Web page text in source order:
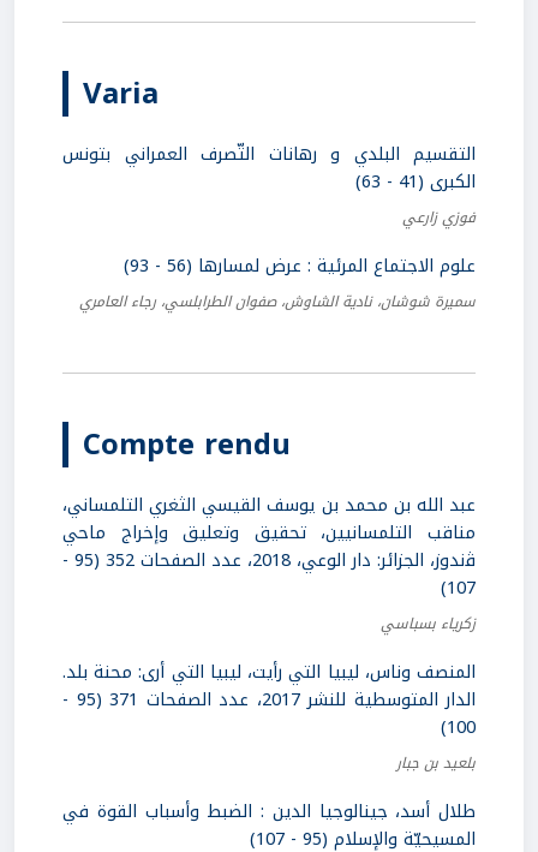
Varia
التقسيم البلدي و رهانات التّصرف العمراني بتونس
الكبرى (41 - 63)
فوزي زارعي
علوم الاجتماع المرئية : عرض لمسارها (56 - 93)
سميرة شوشان، نادية الشاوش، صفوان الطرابلسي، رجاء العامري
Compte rendu
عبد الله بن محمد بن يوسف القيسي الثغري التلمساني،
مناقب التلمسانيين، تحقيق وتعليق وإخراج ماحي
ﭬندوز، الجزائر: دار الوعي، 2018، عدد الصفحات 352 (95 -
107)
زكرياء بسباسي
المنصف وناس، ليبيا التي رأيت، ليبيا التي أرى: محنة بلد.
الدار المتوسطية للنشر 2017، عدد الصفحات 371 (95 -
100)
بلعيد بن جبار
طلال أسد، جينالوجيا الدين : الضبط وأسباب القوة في
المسيحيّة والإسلام (95 - 107)